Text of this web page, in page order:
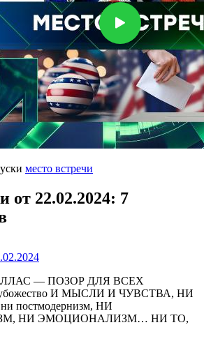
место встречи
от 22.02.2024: 7
— ПОЗОР ДЛЯ ВСЕХ
И МЫСЛИ И ЧУВСТВА, НИ
постмодернизм, НИ
НИ ЭМОЦИОНАЛИЗМ… НИ ТО,